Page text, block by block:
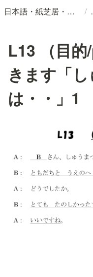
日本語・紙芝居・絵本・イラスト /
L13 （目
きます「
は・・」1